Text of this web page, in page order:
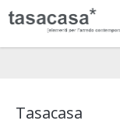
Tasacasa